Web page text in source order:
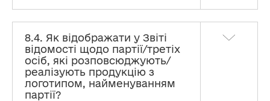
8.4. Як відображати у Звіті
відомості щодо партії/третіх
осіб, які розповсюджують/
реалізують продукцію з
логотипом, найменуванням
партії?